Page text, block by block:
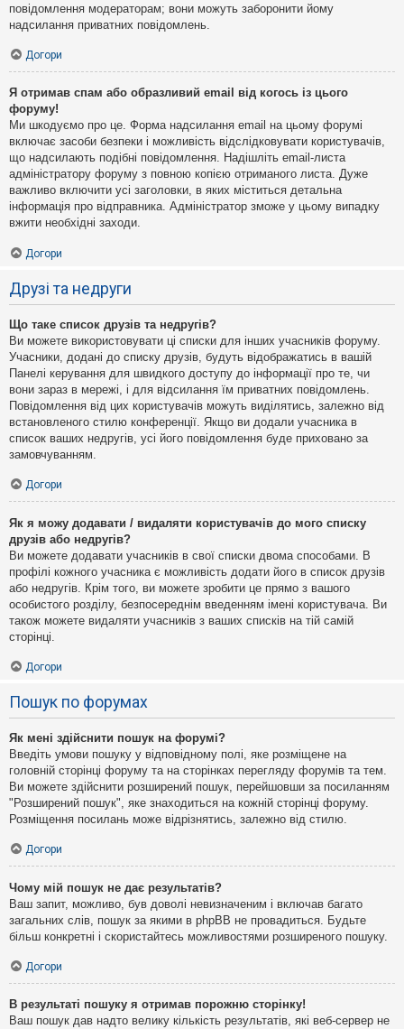
повідомлення модераторам; вони можуть заборонити йому
надсилання приватних повідомлень.
Догори
Я отримав спам або образливий email від когось із цього
форуму!
Ми шкодуємо про це. Форма надсилання email на цьому форумі
включає засоби безпеки і можливість відслідковувати користувачів,
що надсилають подібні повідомлення. Надішліть email-листа
адміністратору форуму з повною копією отриманого листа. Дуже
важливо включити усі заголовки, в яких міститься детальна
інформація про відправника. Адміністратор зможе у цьому випадку
вжити необхідні заходи.
Догори
Друзі та недруги
Що таке список друзів та недругів?
Ви можете використовувати ці списки для інших учасників форуму.
Учасники, додані до списку друзів, будуть відображатись в вашій
Панелі керування для швидкого доступу до інформації про те, чи
вони зараз в мережі, і для відсилання їм приватних повідомлень.
Повідомлення від цих користувачів можуть виділятись, залежно від
встановленого стилю конференції. Якщо ви додали учасника в
список ваших недругів, усі його повідомлення буде приховано за
замовчуванням.
Догори
Як я можу додавати / видаляти користувачів до мого списку
друзів або недругів?
Ви можете додавати учасників в свої списки двома способами. В
профілі кожного учасника є можливість додати його в список друзів
або недругів. Крім того, ви можете зробити це прямо з вашого
особистого розділу, безпосереднім введенням імені користувача. Ви
також можете видаляти учасників з ваших списків на тій самій
сторінці.
Догори
Пошук по форумах
Як мені здійснити пошук на форумі?
Введіть умови пошуку у відповідному полі, яке розміщене на
головній сторінці форуму та на сторінках перегляду форумів та тем.
Ви можете здійснити розширений пошук, перейшовши за посиланням
"Розширений пошук", яке знаходиться на кожній сторінці форуму.
Розміщення посилань може відрізнятись, залежно від стилю.
Догори
Чому мій пошук не дає результатів?
Ваш запит, можливо, був доволі невизначеним і включав багато
загальних слів, пошук за якими в phpBB не провадиться. Будьте
більш конкретні і скористайтесь можливостями розширеного пошуку.
Догори
В результаті пошуку я отримав порожню сторінку!
Ваш пошук дав надто велику кількість результатів, які веб-сервер не